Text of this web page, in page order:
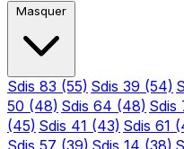
Masquer
Sdis 83 (55) Sdis 39 (54)
50 (48) Sdis 64 (48) Sdis
(45) Sdis 41 (43) Sdis 61
Sdis 57 (39) Sdis 14 (38)